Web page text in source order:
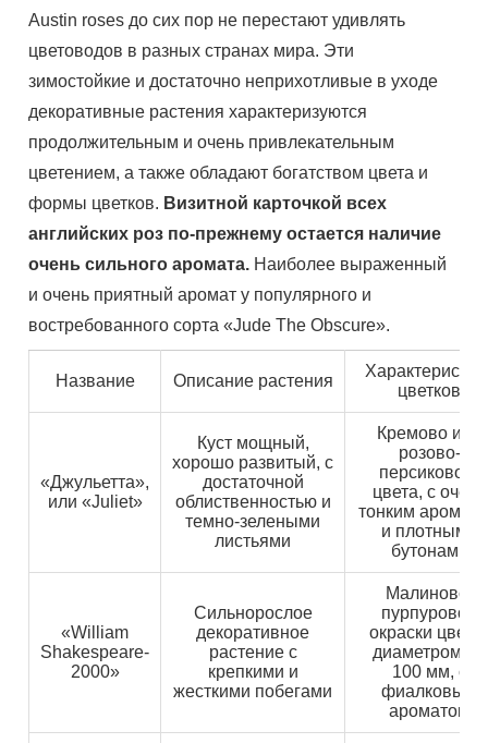
Austin roses до сих пор не перестают удивлять
цветоводов в разных странах мира. Эти
зимостойкие и достаточно неприхотливые в уходе
декоративные растения характеризуются
продолжительным и очень привлекательным
цветением, а также обладают богатством цвета и
формы цветков. Визитной карточкой всех
английских роз по-прежнему остается наличие
очень сильного аромата. Наиболее выраженный
и очень приятный аромат у популярного и
востребованного сорта «Jude The Obscure».
Название Описание растения
цветков
«Джульетта»,
или «Juliet»
Куст мощный,
хорошо развитый, с
достаточной
облиственностью и
темно-зелеными
листьями
Кремово или
розово-
персикового
цвета, с очень
тонким
и плотными
бутонами
«William
Shakespeare-
2000»
Сильнорослое
декоративное
растение с
крепкими и
жесткими побегами
Малиново-
пурпуровой
окраски
диаметром до
100 мм, с
фиалковым
ароматом